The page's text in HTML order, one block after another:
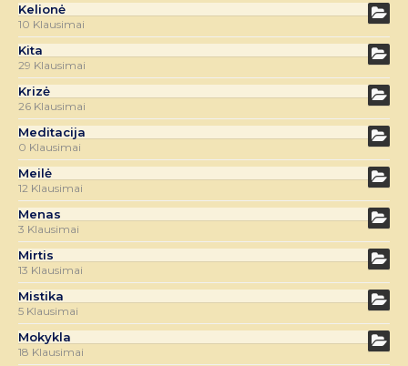
Kelionė
10 Klausimai
Kita
29 Klausimai
Krizė
26 Klausimai
Meditacija
0 Klausimai
Meilė
12 Klausimai
Menas
3 Klausimai
Mirtis
13 Klausimai
Mistika
5 Klausimai
Mokykla
18 Klausimai